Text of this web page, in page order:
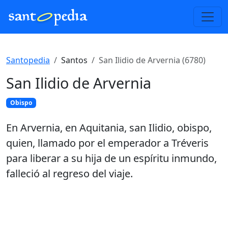
Santopedia Santos San Ilidio de Arvernia (6780)
San Ilidio de Arvernia
Obispo
En Arvernia, en Aquitania, san Ilidio, obispo,
quien, llamado por el emperador a Tréveris
para liberar a su hija de un espíritu inmundo,
falleció al regreso del viaje.